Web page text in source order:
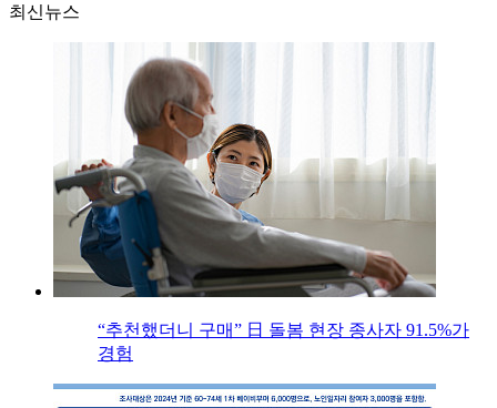
최신뉴스
“추천했더니 구매” 日 돌봄 현장 종사자 91.5%가
경험